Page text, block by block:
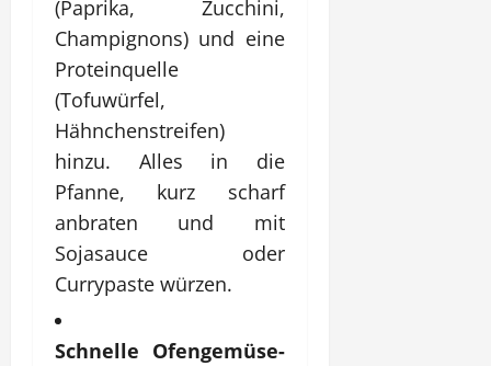
(Paprika, Zucchini,
Champignons) und eine
Proteinquelle
(Tofuwürfel,
Hähnchenstreifen)
hinzu. Alles in die
Pfanne, kurz scharf
anbraten und mit
Sojasauce oder
Currypaste würzen.
Schnelle Ofengemüse-